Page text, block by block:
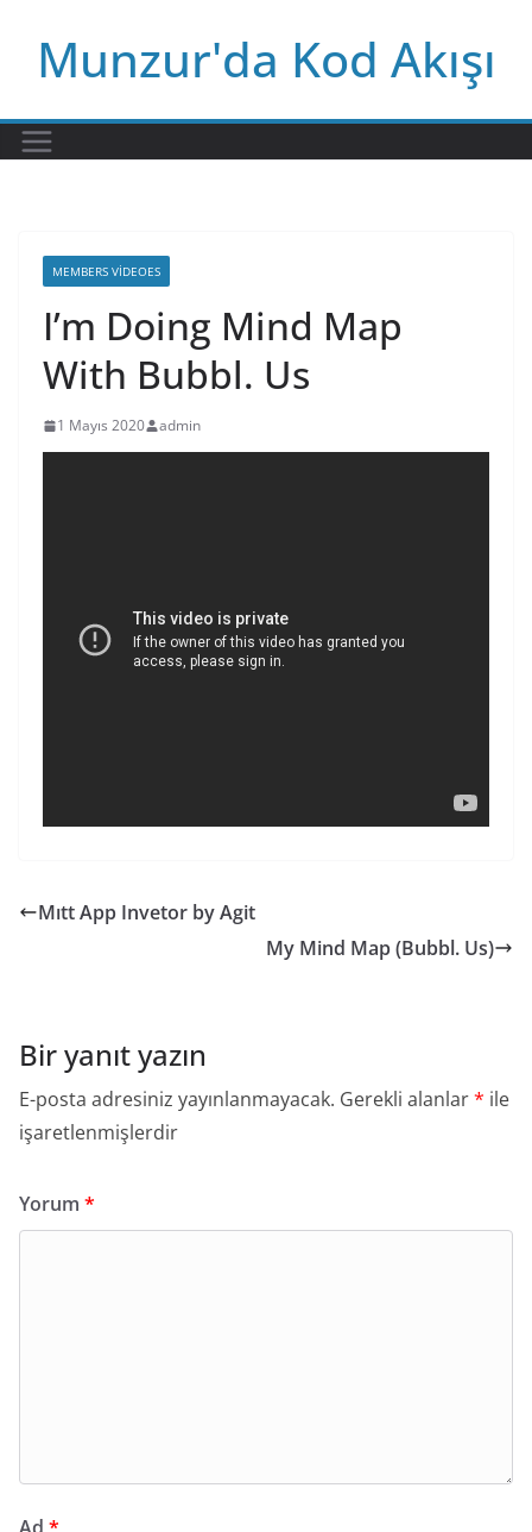
contentMunzur'da Kod Akışı
MEMBERS VIDEOES
I’m Doing Mind Map
With Bubbl. Us
1 Mayıs 2020 admin
Mıtt App Invetor by Agit
My Mind Map (Bubbl. Us)
Bir yanıt yazın
E-posta adresiniz yayınlanmayacak. Gerekli alanlar* ile
işaretlenmişlerdir
Yorum *